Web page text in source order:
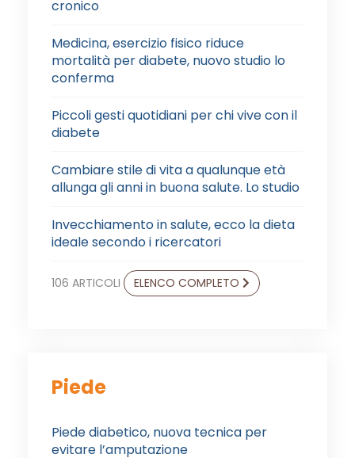
cronico
Medicina, esercizio fisico riduce
mortalità per diabete, nuovo studio lo
conferma
Piccoli gesti quotidiani per chi vive con il
diabete
Cambiare stile di vita a qualunque età
allunga gli anni in buona salute. Lo studio
Invecchiamento in salute, ecco la dieta
ideale secondo i ricercatori
106 ARTICOLI ELENCO COMPLETO
Piede
Piede diabetico, nuova tecnica per
evitare l’amputazione